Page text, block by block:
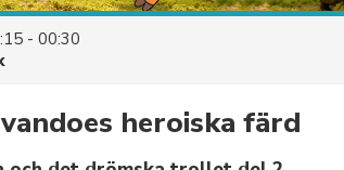
- 00:30
heroiska färd